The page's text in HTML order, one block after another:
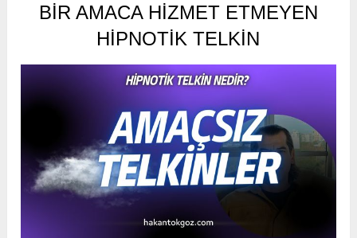
BIR AMACA HIZMET ETMEYEN
HIPNOTIK TELKIN